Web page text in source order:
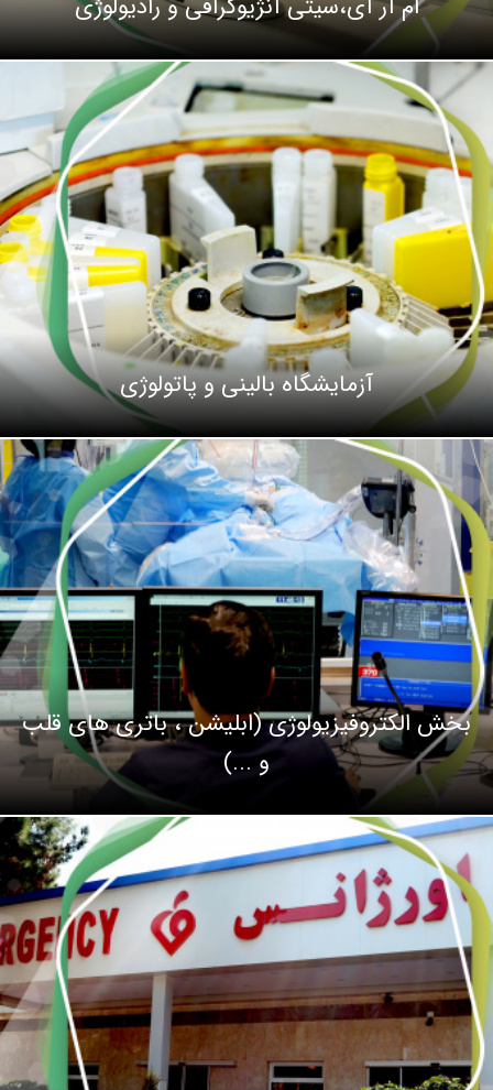
آزمایشگاه بالینی و پاتولوژی
بخش الکتروفیزیولوژی (ابلیشن ، باتری های قلب
و ...)